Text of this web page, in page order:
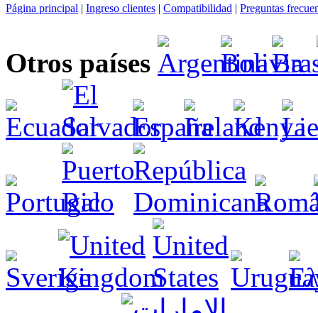
Página principal | Ingreso clientes | Compatibilidad | Preguntas
Otros países